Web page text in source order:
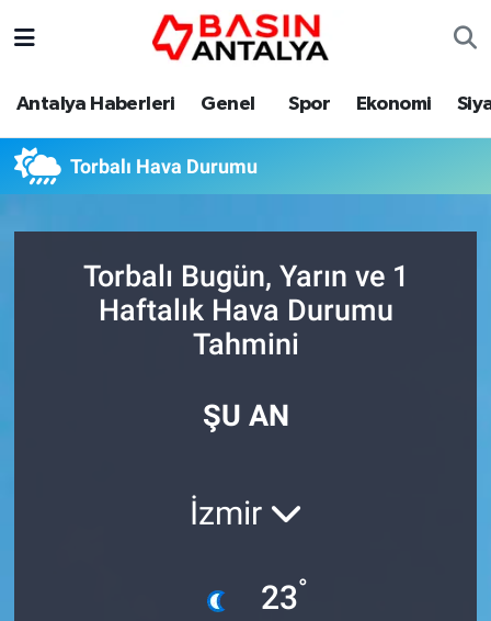
Antalya Haberleri Genel Spor Ekonomi
Torbalı Hava Durumu
Torbalı Bugün, Yarın ve 1
Haftalık Hava Durumu
Tahmini
ŞU AN
İzmir
23°